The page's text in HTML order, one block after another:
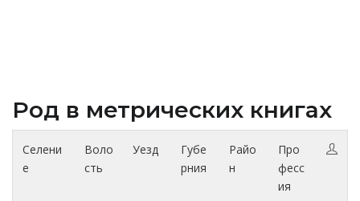
Род в метрических книгах
Селени
е
Воло
сть
Уезд
Губе
рния
Райо
н
Про
фесс
ия